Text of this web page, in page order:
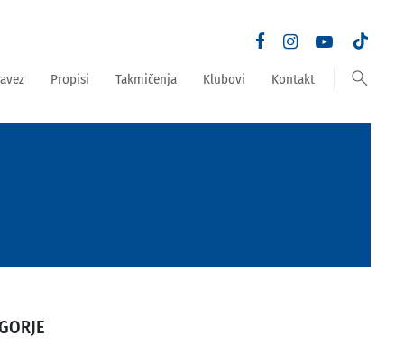
Propisi Takmičenja Klubovi Kontakt search